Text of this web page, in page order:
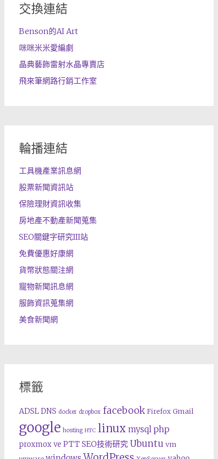
交換連結
Benson的AI Art
咪咪米米愛編劇
晶典藝飾雷射水晶專賣店
飛來筆網路行銷工作室
輪播連結
工具機產業訊息網
股票新聞資訊站
保險理財資訊收集
房地產不動產新聞蒐集
SEO關鍵字研究III站
免費優惠好康網
貨幣狀態關注網
寵物新聞訊息網
服飾資訊蒐集網
美食新聞網
標籤
ADSL DNS docker dropbox facebook Firefox Gmail
google hosting HTC linux mysql php
proxmox ve PTT SEO技術研究 Ubuntu vm